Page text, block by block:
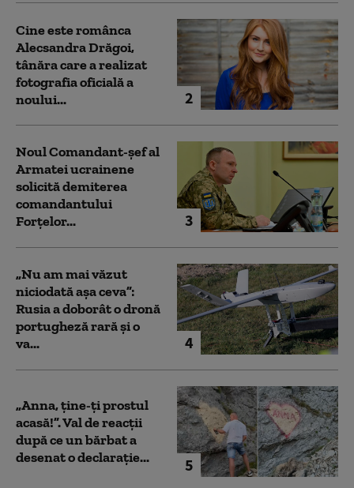
2
Cine este românca
Alecsandra Drăgoi,
tânăra care a realizat
fotografia oficială a
noului...
3
Noul Comandant-șef al
Armatei ucrainene
solicită demiterea
comandantului
Forțelor...
4
„Nu am mai văzut
niciodată așa ceva”:
Rusia a doborât o dronă
portugheză rară și o
va...
5
„Anna, ţine-ţi prostul
acasă!”. Val de reacții
după ce un bărbat a
desenat o declarație...